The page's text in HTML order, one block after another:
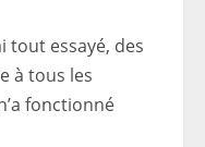
tout essayé, des
à tous les
fonctionné